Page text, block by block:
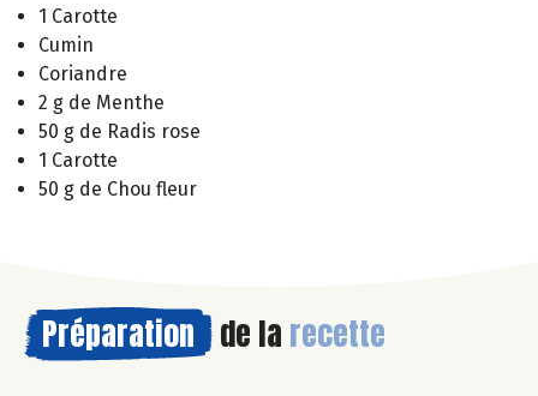
1 Carotte
Cumin
Coriandre
2 g de Menthe
50 g de Radis rose
1 Carotte
50 g de Chou fleur
Préparation de la recette